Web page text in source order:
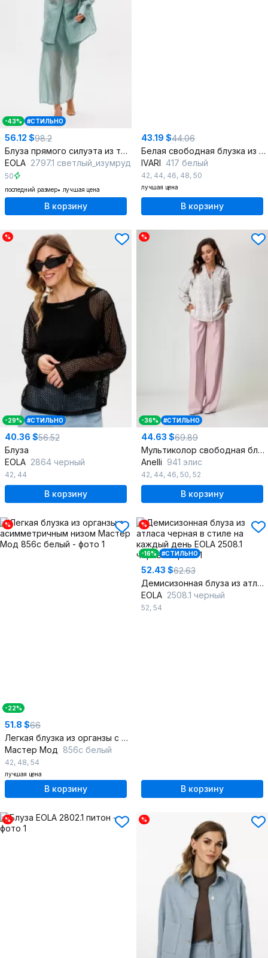
-43% #СТИЛЬНО
56.12 $98.2
Блуза прямого силуэта из текстиля с люверсами и тесьмой
EOLA 2797.1 светлый_изумруд
50
последний размер лучшая цена
В корзину
43.19 $44.06
Белая свободная блузка из искусственного шелка с закруглением
IVARI 417 белый
42, 44, 46, 48, 50
лучшая цена
В корзину
%
-29% #СТИЛЬНО
40.36 $56.52
Блуза
EOLA 2864 черный
42, 44
В корзину
%
-36% #СТИЛЬНО
44.63 $69.89
Мультиколор свободная блуза с шнуровкой и разрезами
Anelli 941 элис
42, 44, 46, 50, 52
В корзину
%
-22%
51.8 $66
Легкая блузка из органзы с асимметричным низом
Мастер Мод 856с белый
42, 48, 54
лучшая цена
В корзину
%
-16% #СТИЛЬНО
52.43 $62.63
Демисизонная блуза из атласа черная в стиле на каждый день
EOLA 2508.1 черный
52, 54
В корзину
% %